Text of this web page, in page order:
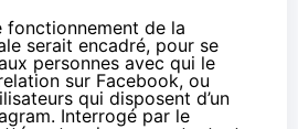
fonctionnement de la
serait encadré, pour se
personnes avec qui le
sur Facebook, ou
qui disposent d’un
Interrogé par le